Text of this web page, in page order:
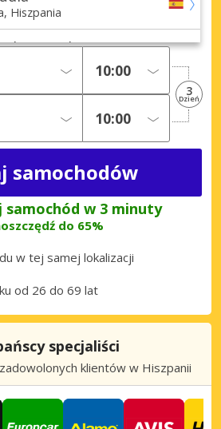
Hiszpania
Teodor Canet
Teodor Canet, Hiszpania
D’or
Hiszpania
Mandia
Hiszpania
Millor
Hiszpania
Ratjada
Hiszpania
Hiszpania
Hiszpania
3
Dzień
samochód w 3 minuty
do 65%
w tej samej lokalizacji
od 26 do 69 lat
specjaliści
klientów w Hiszpanii